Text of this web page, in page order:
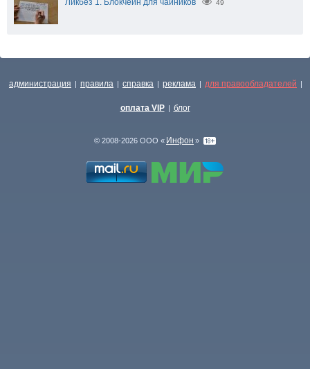
Ликбез 1. Блокчейн для чайников 49
администрация | правила | справка | реклама | для правообладателей |
оплата VIP | блог
© 2008-2026 ООО « Инфон »